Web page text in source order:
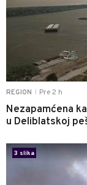
REGION Pre 2 h
Nezapamćena
u Deliblatskoj
3 slika